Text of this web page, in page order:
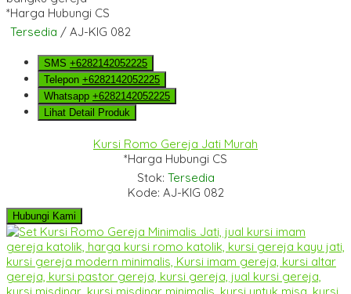
*Harga Hubungi CS
Tersedia / AJ-KIG 082
SMS +6282142052225
Telepon +6282142052225
Whatsapp +6282142052225
Lihat Detail Produk
Kursi Romo Gereja Jati Murah
*Harga Hubungi CS
Stok: Tersedia
Kode: AJ-KIG 082
Hubungi Kami